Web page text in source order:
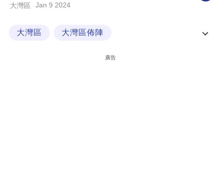
科
大灣區 Jan 9 2024
大灣區 大灣區佈陣
廣告